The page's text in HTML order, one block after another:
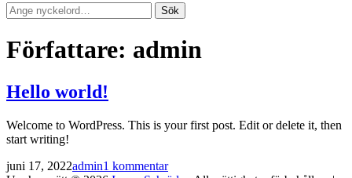
Sök
efter:
Sök
Författare: admin
Hello world!
Welcome to WordPress. This is your first post. Edit or delete it, then
start writing!
Publicerat
juni 17, 2022av
admin1 kommentar